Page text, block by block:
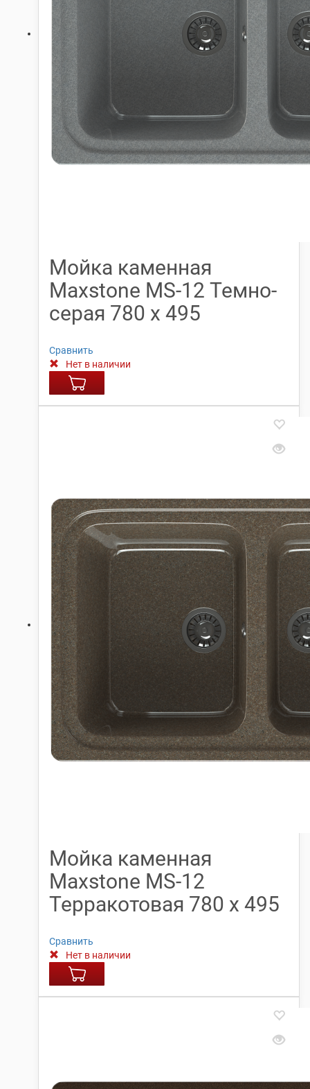
Мойка каменная
Maxstone МS-12 Темно-
серая 780 х 495
Сравнить
Нет в наличии
Мойка каменная
Maxstone МS-12
Терракотовая 780 х 495
Сравнить
Нет в наличии